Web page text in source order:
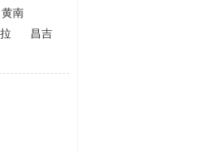
黄南
昌吉